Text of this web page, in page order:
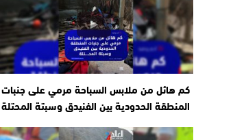
كم هائل من ملابس السباحة مرمي على جنبات
المنطقة الحدودية بين الفنيدق وسبتة المحتلة